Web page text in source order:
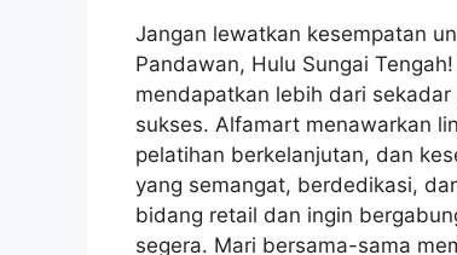
Jangan lewatkan kesempatan
Pandawan, Hulu Sungai
mendapatkan lebih dari
sukses. Alfamart menawarkan
pelatihan berkelanjutan, dan
yang semangat, berdedikasi,
bidang retail dan ingin
segera. Mari bersama-sama